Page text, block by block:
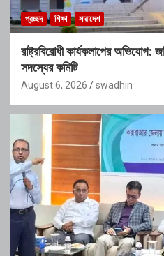
প্রচ্ছদ শিক্ষা সারাদেশ
রাষ্ট্রবিরোধী কার্যকলাপের
সদস্যের কমিটি
August 6, 2026 swadhin